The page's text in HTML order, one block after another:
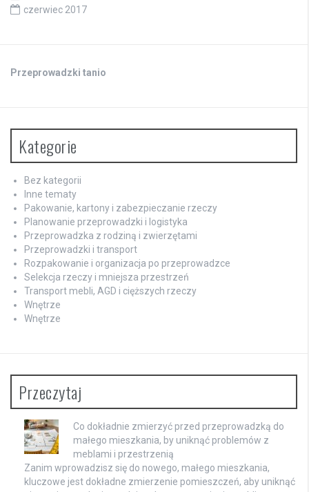
czerwiec 2017
Przeprowadzki tanio
Kategorie
Bez kategorii
Inne tematy
Pakowanie, kartony i zabezpieczanie rzeczy
Planowanie przeprowadzki i logistyka
Przeprowadzka z rodziną i zwierzętami
Przeprowadzki i transport
Rozpakowanie i organizacja po przeprowadzce
Selekcja rzeczy i mniejsza przestrzeń
Transport mebli, AGD i cięższych rzeczy
Wnętrze
Wnętrze
Przeczytaj
Co dokładnie zmierzyć przed przeprowadzką do
małego mieszkania, by uniknąć problemów z
meblami i przestrzenią
Zanim wprowadzisz się do nowego, małego mieszkania,
kluczowe jest dokładne zmierzenie pomieszczeń, aby uniknąć